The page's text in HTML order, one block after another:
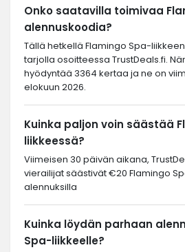
Onko saatavilla toimivaa
alennuskoodia?
Tällä hetkellä Flamingo Spa-
tarjolla osoitteessa TrustDeals.fi.
hyödyntää 3364 kertaa ja ne on
elokuun 2026.
Kuinka paljon voin säästää
liikkeessä?
Viimeisen 30 päivän aikana,
vierailijat säästivät €20 Flamingo
alennuksilla
Kuinka löydän parhaan
Spa-liikkeelle?